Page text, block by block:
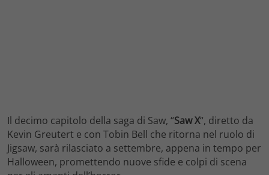
Il decimo capitolo della saga di Saw, “Saw X“, diretto da
Kevin Greutert e con Tobin Bell che ritorna nel ruolo di
Jigsaw, sarà rilasciato a settembre, appena in tempo per
Halloween, promettendo nuove sfide e colpi di scena